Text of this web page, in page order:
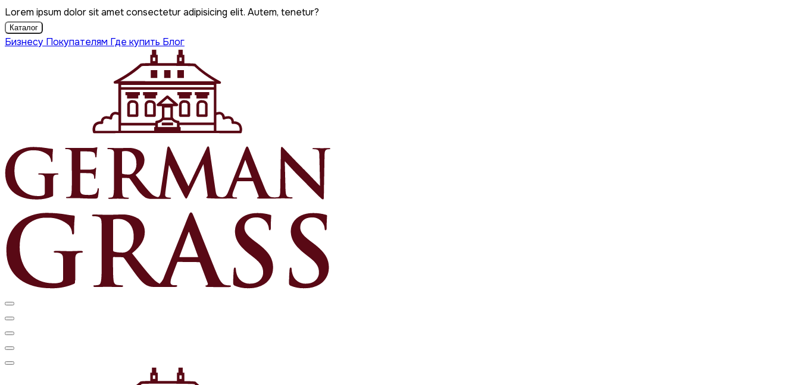
Lorem ipsum dolor sit amet consectetur adipisicing elit. Autem, tenetur?
Каталог
Бизнесу Покупателям Где купить Блог